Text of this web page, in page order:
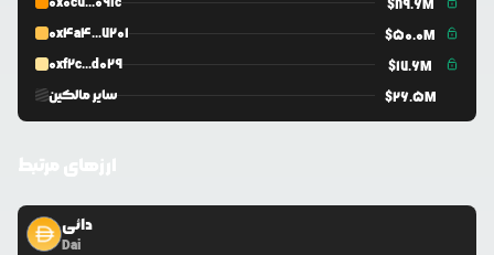
$89.6M
0x4a4...7201
$50.0M
0xf2c...d029
$17.6M
سایر مالکین
$26.5M
دائی
Dai